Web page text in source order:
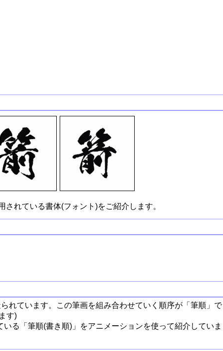
れている書体(フォント)をご紹介します。
れています。この筆画を組み合わせていく順序が「筆順」で
す)
る「筆順(書き順)」をアニメーションを使って紹介していま